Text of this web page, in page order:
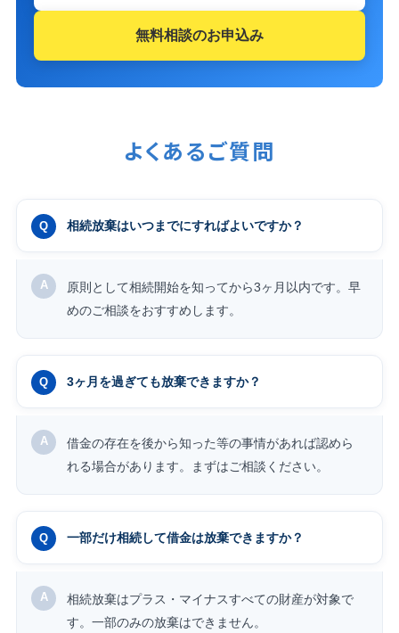
無料相談のお申込み
よくあるご質問
相続放棄はいつまでにすればよいですか？
原則として相続開始を知ってから3ヶ月以内です。早
めのご相談をおすすめします。
3ヶ月を過ぎても放棄できますか？
借金の存在を後から知った等の事情があれば認めら
れる場合があります。まずはご相談ください。
一部だけ相続して借金は放棄できますか？
相続放棄はプラス・マイナスすべての財産が対象で
す。一部のみの放棄はできません。